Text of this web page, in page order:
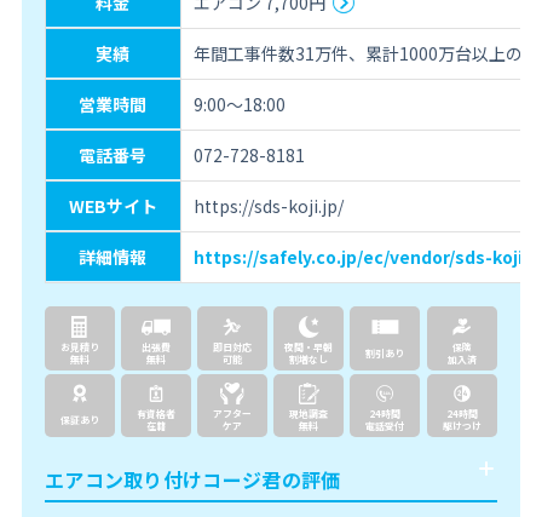
実績 年間工事件数31万件、累計1000万台以上の
営業時間 9:00～18:00
電話番号 072-728-8181
WEBサイト https://sds-koji.jp/
詳細情報 https://safely.co.jp/ec/vendor/sds-koji/
お見積り
無料
出張費
無料
即日対応
可能
夜間・早朝
割増なし
割引あり
保険
加入済
保証あり
有資格者
在籍
アフター
ケア
現地調査
無料
24時間
電話受付
24時間
駆けつけ
エアコン取り付けコージ君の評価